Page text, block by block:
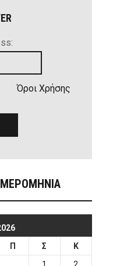
Όροι Χρήσης
Π Σ
Κ
1
2